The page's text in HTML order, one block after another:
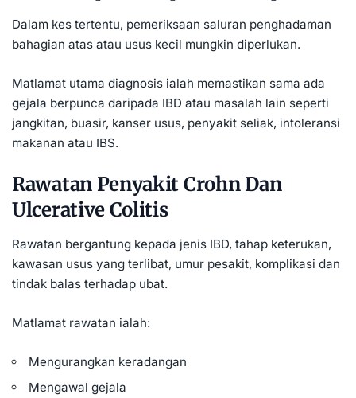
Dalam kes tertentu, pemeriksaan saluran penghadaman
bahagian atas atau usus kecil mungkin diperlukan.
Matlamat utama diagnosis ialah memastikan sama ada
gejala berpunca daripada IBD atau masalah lain seperti
jangkitan, buasir, kanser usus, penyakit seliak, intoleransi
makanan atau IBS.
Rawatan Penyakit Crohn Dan
Ulcerative Colitis
Rawatan bergantung kepada jenis IBD, tahap keterukan,
kawasan usus yang terlibat, umur pesakit, komplikasi dan
tindak balas terhadap ubat.
Matlamat rawatan ialah:
Mengurangkan keradangan
Mengawal gejala